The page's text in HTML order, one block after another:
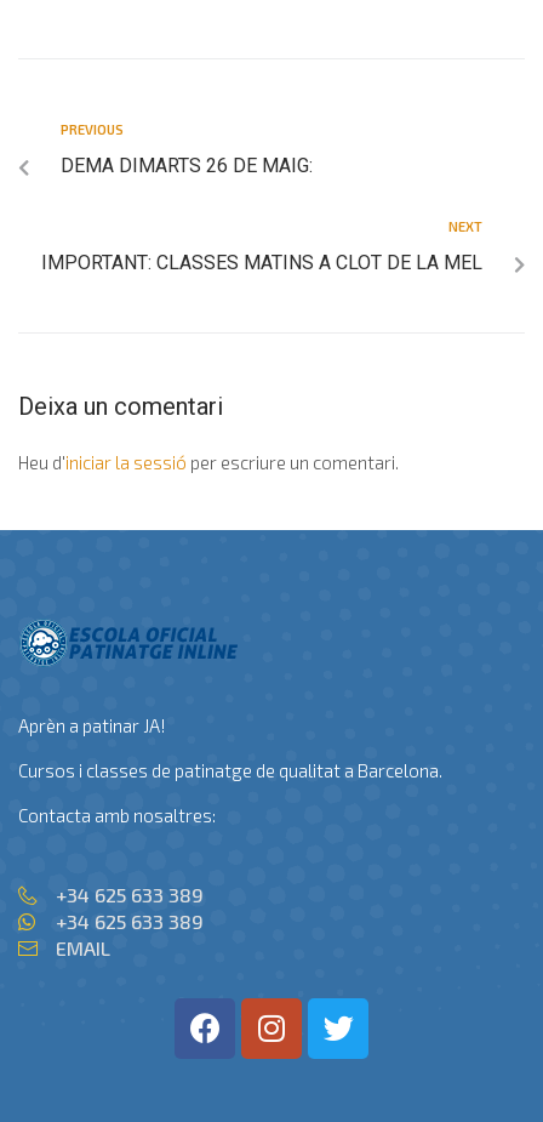
PREVIOUS
DEMA DIMARTS 26 DE MAIG:
NEXT
IMPORTANT: CLASSES MATINS A CLOT DE LA MEL
Deixa un comentari
Heu d'iniciar la sessió per escriure un comentari.
Aprèn a patinar JA!
Cursos i classes de patinatge de qualitat a Barcelona.
Contacta amb nosaltres:
+34 625 633 389
+34 625 633 389
EMAIL